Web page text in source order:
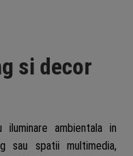
si decor
ambientala in
sau spatii multimedia,